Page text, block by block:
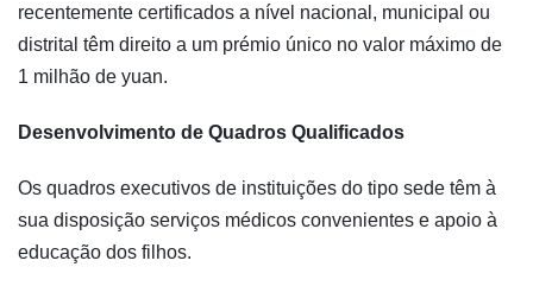
recentemente certificados a nível nacional, municipal ou
distrital têm direito a um prémio único no valor máximo de
1 milhão de yuan.
Desenvolvimento de Quadros Qualificados
Os quadros executivos de instituições do tipo sede têm à
sua disposição serviços médicos convenientes e apoio à
educação dos filhos.